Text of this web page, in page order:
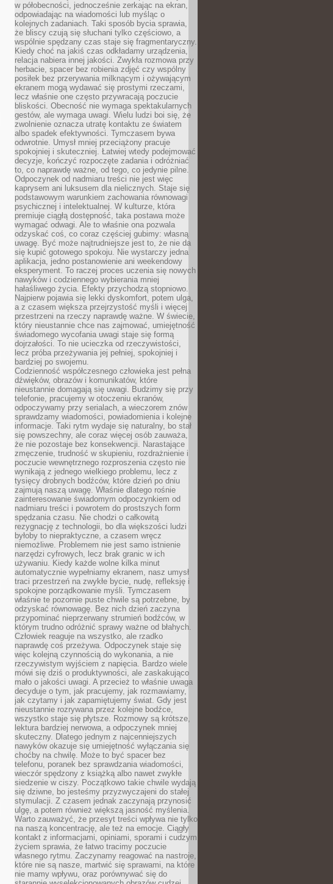
w półobecności, jednocześnie zerkając na ekran,
odpowiadając na wiadomości lub myśląc o
kolejnych zadaniach. Taki sposób bycia sprawia,
że bliscy czują się słuchani tylko częściowo, a
wspólnie spędzany czas staje się fragmentaryczny.
Kiedy choć na jakiś czas odkładamy urządzenia,
relacja nabiera innej jakości. Zwykła rozmowa przy
herbacie, spacer bez robienia zdjęć czy wspólny
posiłek bez przerywania milknącym i ożywającym
ekranem mogą wydawać się prostymi rzeczami,
lecz właśnie one często przywracają poczucie
bliskości. Obecność nie wymaga spektakularnych
gestów, ale wymaga uwagi. Wielu ludzi boi się, że
zwolnienie oznacza utratę kontaktu ze światem
albo spadek efektywności. Tymczasem bywa
odwrotnie. Umysł mniej przeciążony pracuje
spokojniej i skuteczniej. Łatwiej wtedy podejmować
decyzje, kończyć rozpoczęte zadania i odróżniać
to, co naprawdę ważne, od tego, co jedynie pilne.
Odpoczynek od nadmiaru treści nie jest więc
kaprysem ani luksusem dla nielicznych. Staje się
podstawowym warunkiem zachowania równowagi
psychicznej i intelektualnej. W kulturze, która
premiuje ciągłą dostępność, taka postawa może
wymagać odwagi. Ale to właśnie ona pozwala
odzyskać coś, co coraz częściej gubimy: własną
uwagę. Być może najtrudniejsze jest to, że nie da
się kupić gotowego spokoju. Nie wystarczy jedna
aplikacja, jedno postanowienie ani weekendowy
eksperyment. To raczej proces uczenia się nowych
nawyków i codziennego wybierania mniej
hałaśliwego życia. Efekty przychodzą stopniowo.
Najpierw pojawia się lekki dyskomfort, potem ulga,
a z czasem większa przejrzystość myśli i więcej
przestrzeni na rzeczy naprawdę ważne. W świecie,
który nieustannie chce nas zajmować, umiejętność
świadomego wycofania uwagi staje się formą
dojrzałości. To nie ucieczka od rzeczywistości,
lecz próba przeżywania jej pełniej, spokojniej i
bardziej po swojemu.
Codzienność współczesnego człowieka jest pełna
dźwięków, obrazów i komunikatów, które
nieustannie domagają się uwagi. Budzimy się przy
telefonie, pracujemy w otoczeniu ekranów,
odpoczywamy przy serialach, a wieczorem znów
sprawdzamy wiadomości, powiadomienia i kolejne
informacje. Taki rytm wydaje się naturalny, bo stał
się powszechny, ale coraz więcej osób zauważa,
że nie pozostaje bez konsekwencji. Narastające
zmęczenie, trudność w skupieniu, rozdrażnienie i
poczucie wewnętrznego rozproszenia często nie
wynikają z jednego wielkiego problemu, lecz z
tysięcy drobnych bodźców, które dzień po dniu
zajmują naszą uwagę. Właśnie dlatego rośnie
zainteresowanie świadomym odpoczynkiem od
nadmiaru treści i powrotem do prostszych form
spędzania czasu. Nie chodzi o całkowitą
rezygnację z technologii, bo dla większości ludzi
byłoby to niepraktyczne, a czasem wręcz
niemożliwe. Problemem nie jest samo istnienie
narzędzi cyfrowych, lecz brak granic w ich
używaniu. Kiedy każde wolne kilka minut
automatycznie wypełniamy ekranem, nasz umysł
traci przestrzeń na zwykłe bycie, nudę, refleksję i
spokojne porządkowanie myśli. Tymczasem
właśnie te pozornie puste chwile są potrzebne, by
odzyskać równowagę. Bez nich dzień zaczyna
przypominać nieprzerwany strumień bodźców, w
którym trudno odróżnić sprawy ważne od błahych.
Człowiek reaguje na wszystko, ale rzadko
naprawdę coś przeżywa. Odpoczynek staje się
więc kolejną czynnością do wykonania, a nie
rzeczywistym wyjściem z napięcia. Bardzo wiele
mówi się dziś o produktywności, ale zaskakująco
mało o jakości uwagi. A przecież to właśnie uwaga
decyduje o tym, jak pracujemy, jak rozmawiamy,
jak czytamy i jak zapamiętujemy świat. Gdy jest
nieustannie rozrywana przez kolejne bodźce,
wszystko staje się płytsze. Rozmowy są krótsze,
lektura bardziej nerwowa, a odpoczynek mniej
skuteczny. Dlatego jednym z najcenniejszych
nawyków okazuje się umiejętność wyłączania się
choćby na chwilę. Może to być spacer bez
telefonu, poranek bez sprawdzania wiadomości,
wieczór spędzony z książką albo nawet zwykłe
siedzenie w ciszy. Początkowo takie chwile wydają
się dziwne, bo jesteśmy przyzwyczajeni do stałej
stymulacji. Z czasem jednak zaczynają przynosić
ulgę, a potem również większą jasność myślenia.
Warto zauważyć, że przesyt treści wpływa nie tylko
na naszą koncentrację, ale też na emocje. Ciągły
kontakt z informacjami, opiniami, sporami i cudzym
życiem sprawia, że łatwo tracimy poczucie
własnego rytmu. Zaczynamy reagować na nastroje,
które nie są nasze, martwić się sprawami, na które
nie mamy wpływu, oraz porównywać się do